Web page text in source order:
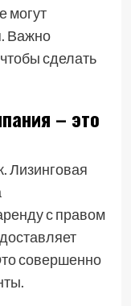
могут
Важно
сделать
– это
Лизинговая
с правом
совершенно